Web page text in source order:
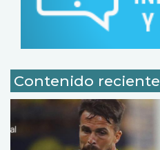
Contenido reciente